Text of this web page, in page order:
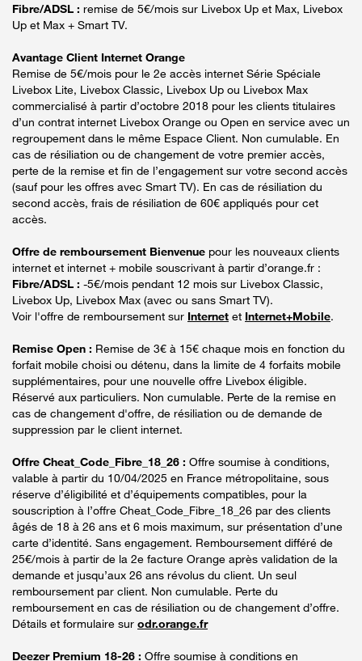
Fibre/ADSL : remise de 5€/mois sur Livebox Up et Max, Livebox
Up et Max + Smart TV.
Avantage Client Internet Orange
Remise de 5€/mois pour le 2e accès internet Série Spéciale
Livebox Lite, Livebox Classic, Livebox Up ou Livebox Max
commercialisé à partir d’octobre 2018 pour les clients titulaires
d’un contrat internet Livebox Orange ou Open en service avec un
regroupement dans le même Espace Client. Non cumulable. En
cas de résiliation ou de changement de votre premier accès,
perte de la remise et fin de l’engagement sur votre second accès
(sauf pour les offres avec Smart TV). En cas de résiliation du
second accès, frais de résiliation de 60€ appliqués pour cet
accès.
Offre de remboursement Bienvenue pour les nouveaux clients
internet et internet + mobile souscrivant à partir d’orange.fr :
Fibre/ADSL : -5€/mois pendant 12 mois sur Livebox Classic,
Livebox Up, Livebox Max (avec ou sans Smart TV).
Voir l'offre de remboursement sur Internet et Internet+Mobile.
Remise Open : Remise de 3€ à 15€ chaque mois en fonction du
forfait mobile choisi ou détenu, dans la limite de 4 forfaits mobile
supplémentaires, pour une nouvelle offre Livebox éligible.
Réservé aux particuliers. Non cumulable. Perte de la remise en
cas de changement d'offre, de résiliation ou de demande de
suppression par le client internet.
Offre Cheat_Code_Fibre_18_26 : Offre soumise à conditions,
valable à partir du 10/04/2025 en France métropolitaine, sous
réserve d’éligibilité et d’équipements compatibles, pour la
souscription à l’offre Cheat_Code_Fibre_18_26 par des clients
âgés de 18 à 26 ans et 6 mois maximum, sur présentation d’une
carte d’identité. Sans engagement. Remboursement différé de
25€/mois à partir de la 2e facture Orange après validation de la
demande et jusqu’aux 26 ans révolus du client. Un seul
remboursement par client. Non cumulable. Perte du
remboursement en cas de résiliation ou de changement d’offre.
Détails et formulaire sur odr.orange.fr
Deezer Premium 18-26 : Offre soumise à conditions en